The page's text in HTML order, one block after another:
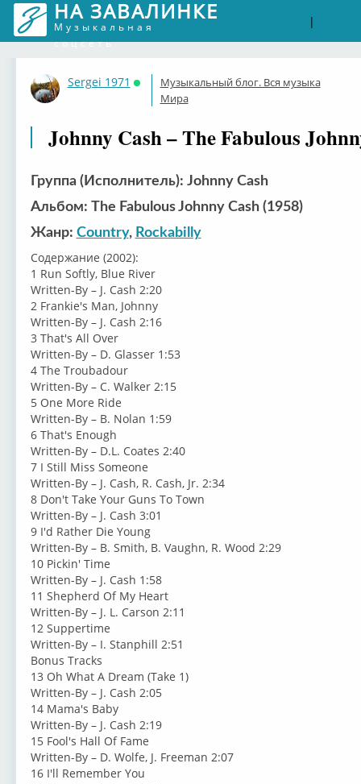
НА ЗАВАЛИНКЕ
Музыкальная
соцсеть
|
Sergei 1971
Онлайн
Музыкальный блог. Вся музыка
Мира
Johnny Cash – The Fabulous
Группа (Исполнитель): Johnny Cash
Альбом: The Fabulous Johnny Cash (1958)
Жанр: Country, Rockabilly
Содержание (2002):
1 Run Softly, Blue River
Written-By – J. Cash 2:20
2 Frankie's Man, Johnny
Written-By – J. Cash 2:16
3 That's All Over
Written-By – D. Glasser 1:53
4 The Troubadour
Written-By – C. Walker 2:15
5 One More Ride
Written-By – B. Nolan 1:59
6 That's Enough
Written-By – D.L. Coates 2:40
7 I Still Miss Someone
Written-By – J. Cash, R. Cash, Jr. 2:34
8 Don't Take Your Guns To Town
Written-By – J. Cash 3:01
9 I'd Rather Die Young
Written-By – B. Smith, B. Vaughn, R. Wood 2:29
10 Pickin' Time
Written-By – J. Cash 1:58
11 Shepherd Of My Heart
Written-By – J. L. Carson 2:11
12 Suppertime
Written-By – I. Stanphill 2:51
Bonus Tracks
13 Oh What A Dream (Take 1)
Written-By – J. Cash 2:05
14 Mama's Baby
Written-By – J. Cash 2:19
15 Fool's Hall Of Fame
Written-By – D. Wolfe, J. Freeman 2:07
16 I'll Remember You